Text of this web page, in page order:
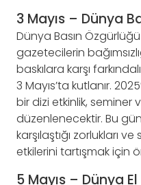
3 Mayıs – Dünya
Dünya Basın
gazetecilerin
baskılara karşı
3 Mayıs’ta kutlanır.
bir dizi etkinlik, seminer
düzenlenecektir. Bu
karşılaştığı zorlukları
etkilerini tartışmak için
5 Mayıs – Dünya